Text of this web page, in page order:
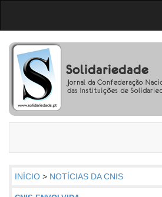
INÍCIO > NOTÍCIAS DA CNIS